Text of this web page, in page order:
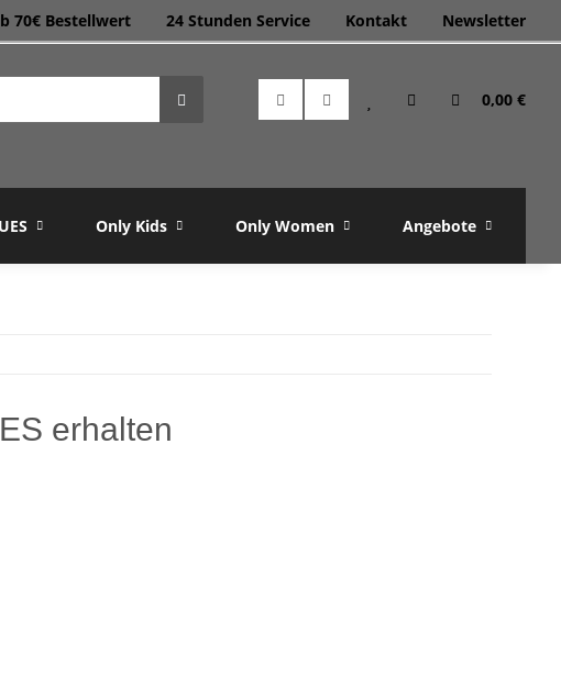
70€ Bestellwert 24 Stunden Service Kontakt Newsletter
0,00 €
Only Kids Only Women Angebote
erhalten